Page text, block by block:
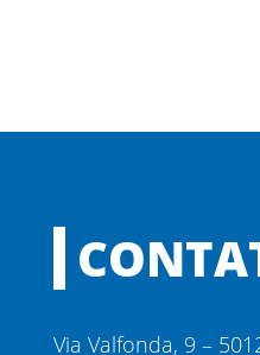
Via Valfonda, 9 –